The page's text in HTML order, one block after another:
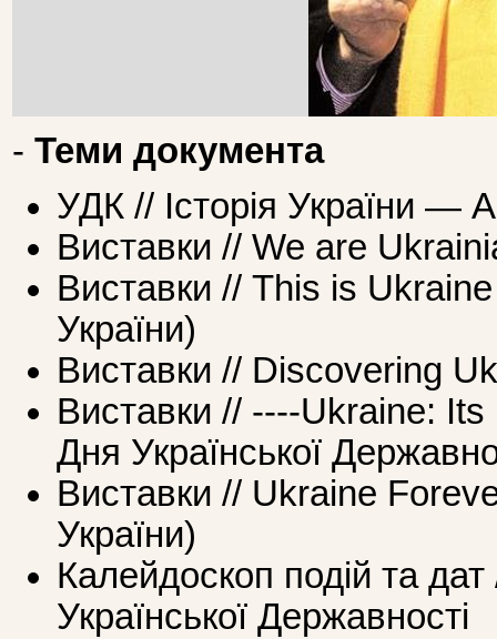
- Теми документа
УДК // Історія України —
Виставки // We are
Виставки // This is
України)
Виставки // Discovering
Виставки // ----Ukraine:
Дня Української
Виставки // Ukraine
України)
Калейдоскоп подій та
Української Державності